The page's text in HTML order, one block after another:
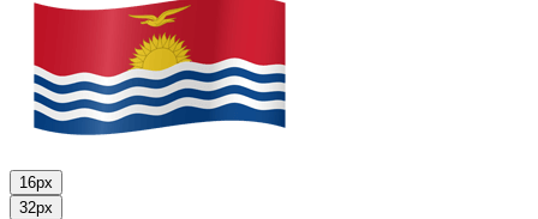
16px
32px